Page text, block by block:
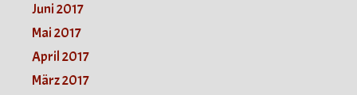
Juni 2017
Mai 2017
April 2017
März 2017